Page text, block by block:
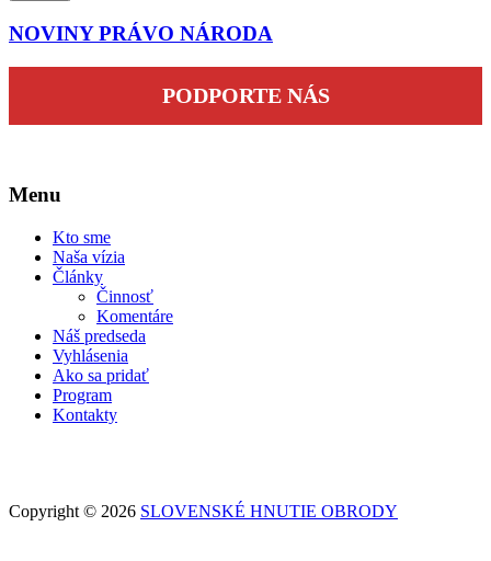
NOVINY PRÁVO NÁRODA
PODPORTE NÁS
Menu
Kto sme
Naša vízia
Články
Činnosť
Komentáre
Náš predseda
Vyhlásenia
Ako sa pridať
Program
Kontakty
Copyright © 2026 SLOVENSKÉ HNUTIE OBRODY